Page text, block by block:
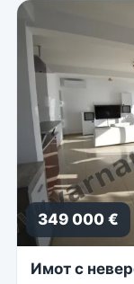
349 000 €
Имот с